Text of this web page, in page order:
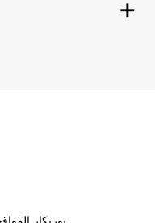
يوربكار